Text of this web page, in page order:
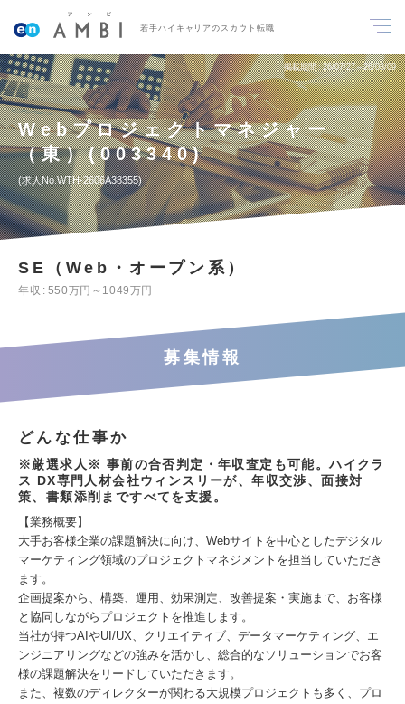
若手ハイキャリアのスカウト転職
掲載期間 26/07/27～26/08/09
Webプロジェクトマネジャー
（東）(003340)
求人No.WTH-2606A38355
SE（Web・オープン系）
年収 550万円～1049万円
募集情報
どんな仕事か
※厳選求人※ 事前の合否判定・年収査定も可能。ハイクラ
ス DX専門人材会社ウィンスリーが、年収交渉、面接対
策、書類添削まですべてを支援。
【業務概要】
大手お客様企業の課題解決に向け、Webサイトを中心としたデジタル
マーケティング領域のプロジェクトマネジメントを担当していただき
ます。
企画提案から、構築、運用、効果測定、改善提案・実施まで、お客様
と協同しながらプロジェクトを推進します。
当社が持つAIやUI/UX、クリエイティブ、データマーケティング、エ
ンジニアリングなどの強みを活かし、総合的なソリューションでお客
様の課題解決をリードしていただきます。
また、複数のディレクターが関わる大規模プロジェクトも多く、プロ